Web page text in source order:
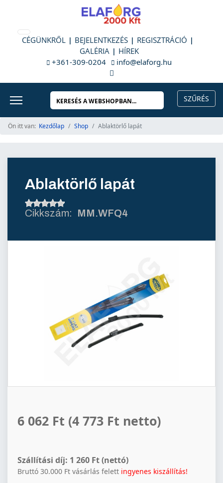
CÉGÜNKRŐL BEJELENTKEZÉS
REGISZTRÁCIÓ
GALÉRIA
HÍREK
+361-309-0204
info@elaforg.hu
Ön itt van: Kezdőlap Shop Ablaktörlő lapát
Ablaktörlő lapát
MM.WFQ4
6 062 Ft (4 773 Ft netto)
Szállítási díj: 1 260 Ft (nettó)
Bruttó 30.000 Ft vásárlás felett ingyenes kiszállítás!